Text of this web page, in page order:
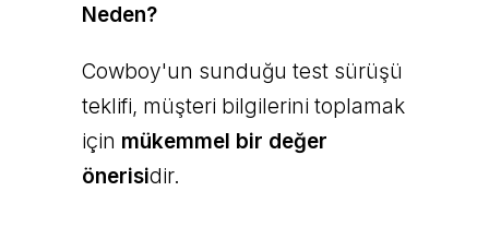
Neden?
Cowboy'un sunduğu test sürüşü
teklifi, müşteri bilgilerini toplamak
için mükemmel bir değer
önerisidir.